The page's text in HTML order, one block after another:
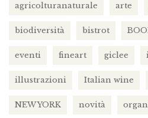
agricolturanaturale
arte
biodiversità bistrot
eventi fineart giclee
illustrazioni Italian wine
NEW YORK novità